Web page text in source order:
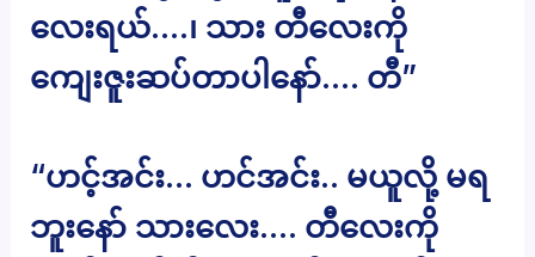
လေးရယ်….၊ သား တီလေးကို
ကျေးဇူးဆပ်တာပါနော်…. တီ”
“ဟင့်အင်း… ဟင်အင်း.. မယူလို့ မရ
ဘူးနော် သားလေး…. တီလေးကို